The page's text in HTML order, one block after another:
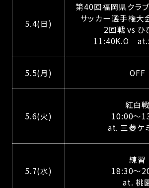
5.4(日)
第40回福岡県クラ
サッカー選手権大
2回戦 vs ひ
11:40K.O at.
5.5(月) OFF
5.6(火)
紅白戦
10:00～
at. 三菱ケ
5.7(水)
練習
18:30～
at. 桃